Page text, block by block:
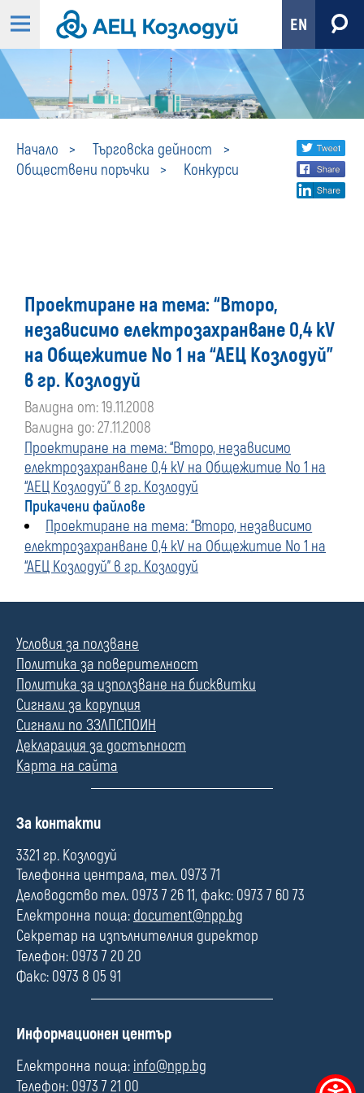
EN
Начало
Търговска дейност
Обществени поръчки
Конкурси
Конкурси
Share
social
Проектиране на тема: “Второ,
независимо електрозахранване 0,4 kV
на Общежитие No 1 на “АЕЦ Козлодуй”
в гр. Козлодуй
Валидна от: 19.11.2008
Валидна до: 27.11.2008
Проектиране на тема: “Второ, независимо
електрозахранване 0,4 kV на Общежитие No 1 на
“АЕЦ Козлодуй” в гр. Козлодуй
Прикачени файлове
Проектиране на тема: “Второ, независимо
електрозахранване 0,4 kV на Общежитие No 1 на
“АЕЦ Козлодуй” в гр. Козлодуй
Условия за ползване
Политика за поверителност
Политика за използване на бисквитки
Сигнали за корупция
Сигнали по ЗЗЛПСПОИН
Декларация за достъпност
Карта на сайта
П
л
е
За контакти
3321 гр. Козлодуй
Телефонна централа, тел. 0973 71
Деловодство тел. 0973 7 26 11, факс: 0973 7 60 73
Електронна поща: document@npp.bg
Секретар на изпълнителния директор
Телефон: 0973 7 20 20
Факс: 0973 8 05 91
П
л
е
Информационен център
Електронна поща: info@npp.bg
Телефон: 0973 7 21 00